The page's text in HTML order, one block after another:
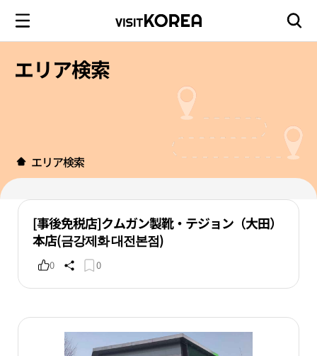
エリア検索
エリア検索
[事後免税店]クムガン製靴・テジョン（大田）
本店(금강제화 대전본점)
0 0